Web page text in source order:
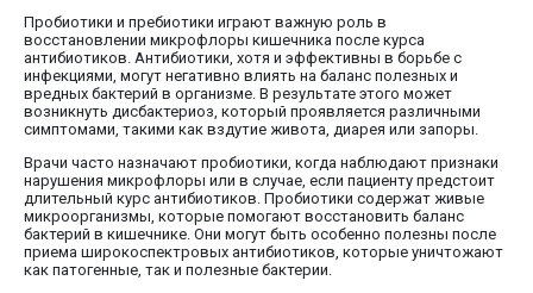
Пробиотики и пребиотики играют важную роль в
восстановлении микрофлоры кишечника после курса
антибиотиков. Антибиотики, хотя и эффективны в борьбе с
инфекциями, могут негативно влиять на баланс полезных и
вредных бактерий в организме. В результате этого может
возникнуть дисбактериоз, который проявляется различными
симптомами, такими как вздутие живота, диарея или запоры.
Врачи часто назначают пробиотики, когда наблюдают признаки
нарушения микрофлоры или в случае, если пациенту предстоит
длительный курс антибиотиков. Пробиотики содержат живые
микроорганизмы, которые помогают восстановить баланс
бактерий в кишечнике. Они могут быть особенно полезны после
приема широкоспектровых антибиотиков, которые уничтожают
как патогенные, так и полезные бактерии.